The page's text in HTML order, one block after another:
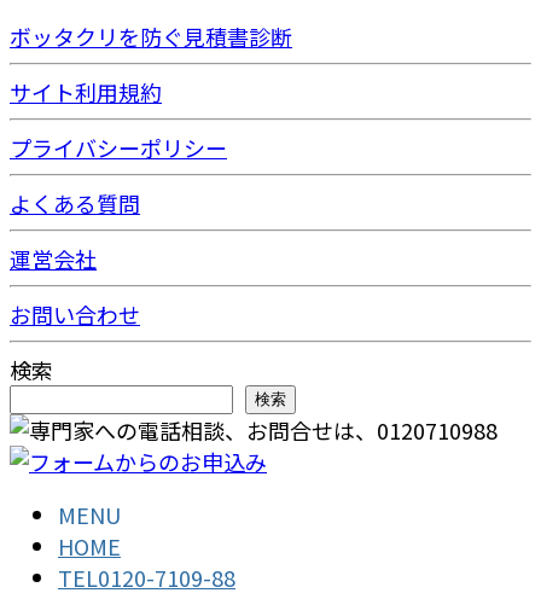
ボッタクリを防ぐ見積書診断
サイト利用規約
プライバシーポリシー
よくある質問
運営会社
お問い合わせ
検索
検索
MENU
HOME
TEL0120-7109-88